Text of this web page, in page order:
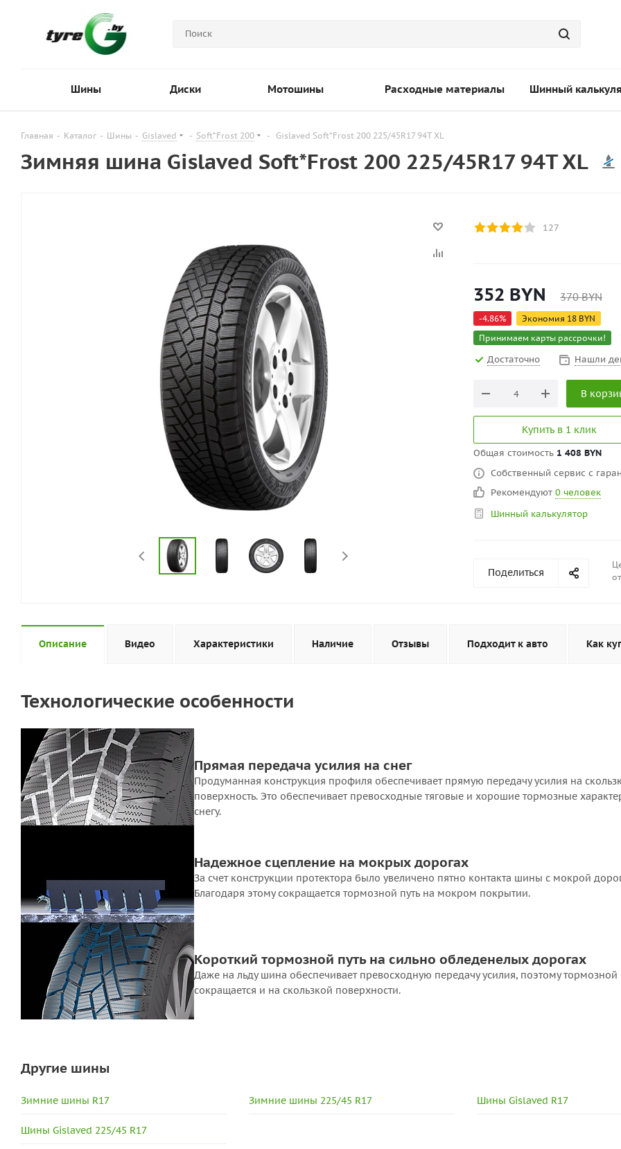
Шины Диски Мотошины Расходные материалы Шинный
Главная - Каталог - Шины - Gislaved - Soft*Frost 200 - Gislaved Soft*Frost 200 225/45R17 94T XL
Зимняя шина Gislaved Soft*Frost 200 225/45R17 94T XL
127
352 BYN 370BYN
-4.86% Экономия 18 BYN
Принимаем карты рассрочки!
Достаточно Нашли
В
Купить в 1 клик
Общая стоимость 1 408 BYN
Собственный сервис с
Рекомендуют 0 человек
Шинный калькулятор
Поделиться
Описание Видео Характеристики Наличие Отзывы Подходит к авто Как
Технологические особенности
Прямая передача усилия на снег
Продуманная конструкция профиля обеспечивает прямую передачу усилия на
поверхность. Это обеспечивает превосходные тяговые и хорошие тормозные
снегу.
Надежное сцепление на мокрых дорогах
За счет конструкции протектора было увеличено пятно контакта шины с мокрой
Благодаря этому сокращается тормозной путь на мокром покрытии.
Короткий тормозной путь на сильно обледенелых дорогах
Даже на льду шина обеспечивает превосходную передачу усилия, поэтому тормозной
сокращается и на скользкой поверхности.
Другие шины
Зимние шины R17 Зимние шины 225/45 R17 Шины Gislaved R17
Шины Gislaved 225/45 R17